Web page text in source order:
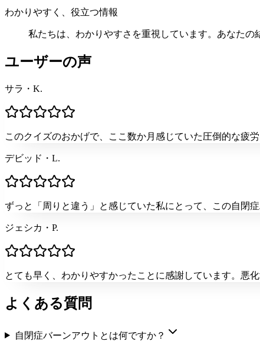
わかりやすく、役立つ情報
私たちは、わかりやすさを重視しています。あなた
ユーザーの声
サラ・K.
このクイズのおかげで、ここ数か月感じていた圧倒的な疲
デビッド・L.
ずっと「周りと違う」と感じていた私にとって、この自閉
ジェシカ・P.
とても早く、わかりやすかったことに感謝しています。悪
よくある質問
自閉症バーンアウトとは何ですか？